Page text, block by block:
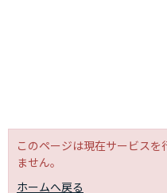
このページは現在サービスを
ません。
ホームへ戻る